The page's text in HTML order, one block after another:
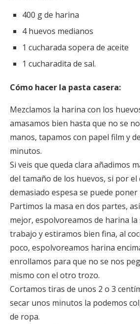
400 g de harina
4 huevos medianos
1 cucharada sopera de aceite
1 cucharadita de sal.
Cómo hacer la pasta casera:
Mezclamos la harina con los
amasamos bien hasta que no se
manos, tapamos con papel film y
minutos.
Si veis que queda clara añadimos
del tamaño de los huevos, si por
demasiado espesa se puede
Partimos la masa en dos partes,
mejor, espolvoreamos de harina la
trabajo y estiramos bien fina, al
poco, espolvoreamos harina
enrollamos para que no se nos
mismo con el otro trozo.
Cortamos tiras de unos 2 o 3
secar unos minutos la podemos
de ropa.